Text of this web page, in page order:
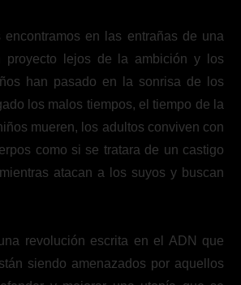
en las entrañas de una
proyecto lejos de la ambición y los
han pasado en la sonrisa de los
los malos tiempos, el tiempo de la
mueren, los adultos conviven con
como si se tratara de un castigo
atacan a los suyos y buscan
revolución escrita en el ADN que
siendo amenazados por aquellos